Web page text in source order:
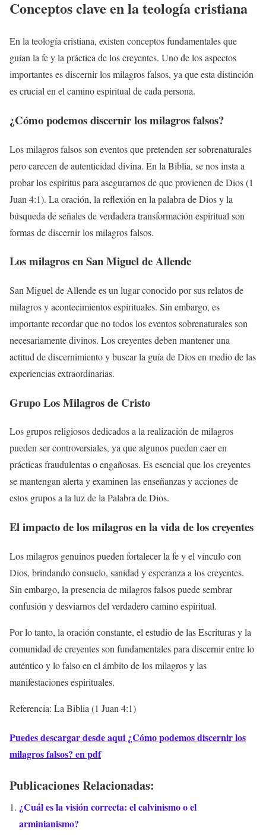
Conceptos clave en la teología cristiana
En la teología cristiana, existen conceptos fundamentales que
guían la fe y la práctica de los creyentes. Uno de los aspectos
importantes es discernir los milagros falsos, ya que esta distinción
es crucial en el camino espiritual de cada persona.
¿Cómo podemos discernir los milagros falsos?
Los milagros falsos son eventos que pretenden ser sobrenaturales
pero carecen de autenticidad divina. En la Biblia, se nos insta a
probar los espíritus para asegurarnos de que provienen de Dios (1
Juan 4:1). La oración, la reflexión en la palabra de Dios y la
búsqueda de señales de verdadera transformación espiritual son
formas de discernir los milagros falsos.
Los milagros en San Miguel de Allende
San Miguel de Allende es un lugar conocido por sus relatos de
milagros y acontecimientos espirituales. Sin embargo, es
importante recordar que no todos los eventos sobrenaturales son
necesariamente divinos. Los creyentes deben mantener una
actitud de discernimiento y buscar la guía de Dios en medio de las
experiencias extraordinarias.
Grupo Los Milagros de Cristo
Los grupos religiosos dedicados a la realización de milagros
pueden ser controversiales, ya que algunos pueden caer en
prácticas fraudulentas o engañosas. Es esencial que los creyentes
se mantengan alerta y examinen las enseñanzas y acciones de
estos grupos a la luz de la Palabra de Dios.
El impacto de los milagros en la vida de los creyentes
Los milagros genuinos pueden fortalecer la fe y el vínculo con
Dios, brindando consuelo, sanidad y esperanza a los creyentes.
Sin embargo, la presencia de milagros falsos puede sembrar
confusión y desviarnos del verdadero camino espiritual.
Por lo tanto, la oración constante, el estudio de las Escrituras y la
comunidad de creyentes son fundamentales para discernir entre lo
auténtico y lo falso en el ámbito de los milagros y las
manifestaciones espirituales.
Referencia: La Biblia (1 Juan 4:1)
Puedes descargar desde aqui ¿Cómo podemos discernir los
milagros falsos? en pdf
Publicaciones Relacionadas:
¿Cuál es la visión correcta: el calvinismo o el
arminianismo?